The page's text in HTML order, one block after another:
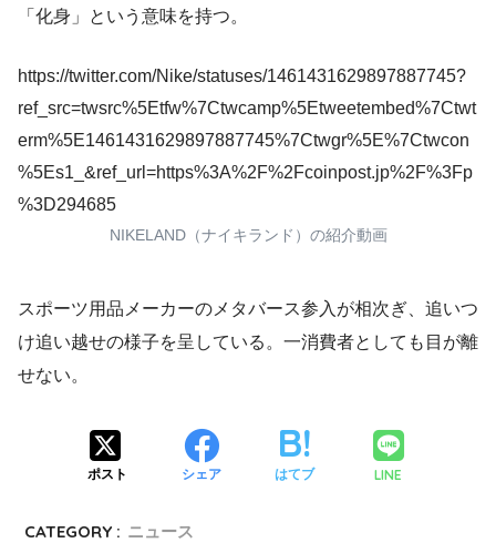
「化身」という意味を持つ。
https://twitter.com/Nike/statuses/1461431629897887745?
ref_src=twsrc%5Etfw%7Ctwcamp%5Etweetembed%7Ctwt
erm%5E1461431629897887745%7Ctwgr%5E%7Ctwcon
%5Es1_&ref_url=https%3A%2F%2Fcoinpost.jp%2F%3Fp
%3D294685
NIKELAND（ナイキランド）の紹介動画
スポーツ用品メーカーのメタバース参入が相次ぎ、追いつ
け追い越せの様子を呈している。一消費者としても目が離
せない。
ポスト シェア はてブ LINE
CATEGORY : ニュース